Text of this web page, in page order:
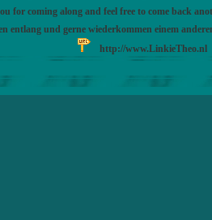
for coming along and feel free to come back
entlang und gerne wiederkommen einem
http://www.LinkieTheo.nl